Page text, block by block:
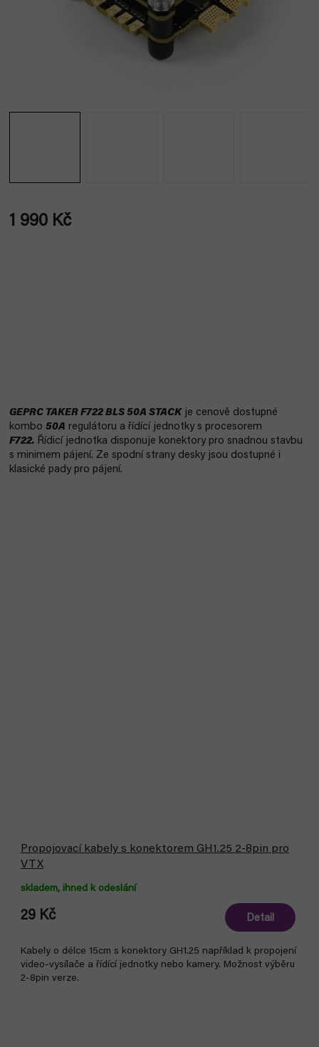
1 990 Kč
GEPRC TAKER F722 BLS 50A STACK je cenově dostupné
kombo 50A regulátoru a řídící jednotky s procesorem
F722. Řídicí jednotka disponuje konektory pro snadnou stavbu
s minimem pájení. Ze spodní strany desky jsou dostupné i
klasické pady pro pájení.
Propojovací kabely s konektorem GH1.25 2-8pin pro
VTX
skladem, ihned k odeslání
29 Kč Detail
Kabely o délce 15cm s konektory GH1.25 například k propojení
video-vysílače a řídící jednotky nebo kamery. Možnost výběru
2-8pin verze.